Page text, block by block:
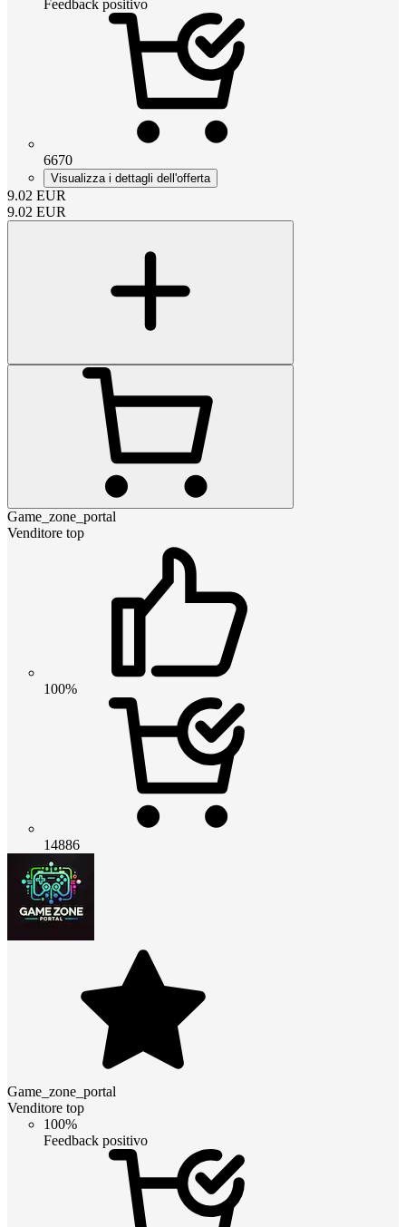
Feedback positivo
6670
Visualizza i dettagli dell'offerta
9.02 EUR
9.02 EUR
Game_zone_portal
Venditore top
100%
14886
Game_zone_portal
Venditore top
100%
Feedback positivo